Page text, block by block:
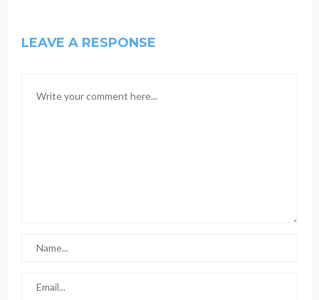
LEAVE A RESPONSE